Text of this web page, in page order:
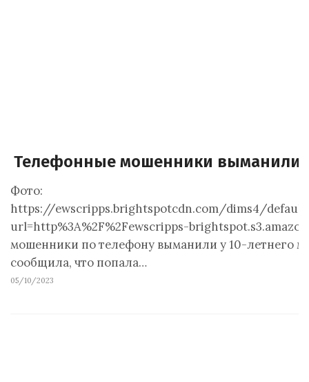
Телефонные мошенники выманили у
Фото:
https://ewscripps.brightspotcdn.com/dims4/
url=http%3A%2F%2Fewscripps-
мошенники по телефону выманили у 10-летнего
сообщила, что попала…
05/10/2023